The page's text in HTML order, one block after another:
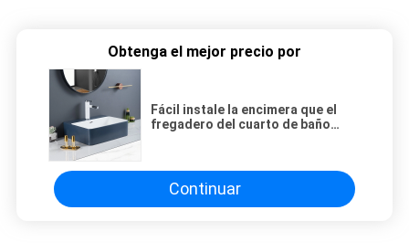
Obtenga el mejor precio por
Fácil instale la encimera que el
fregadero del cuarto de baño
Continuar